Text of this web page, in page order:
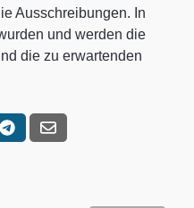
Ausschreibungen. In
und werden die
die zu erwartenden